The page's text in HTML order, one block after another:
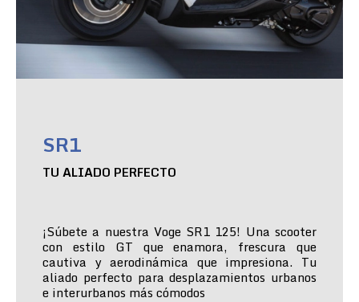
SR1
TU ALIADO PERFECTO
¡Súbete a nuestra Voge SR1 125! Una scooter
con estilo GT que enamora, frescura que
cautiva y aerodinámica que impresiona. Tu
aliado perfecto para desplazamientos urbanos
e interurbanos más cómodos